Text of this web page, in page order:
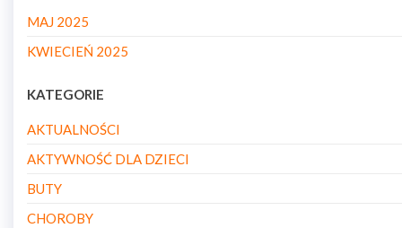
MAJ 2025
KWIECIEŃ 2025
KATEGORIE
AKTUALNOŚCI
AKTYWNOŚĆ DLA DZIECI
BUTY
CHOROBY